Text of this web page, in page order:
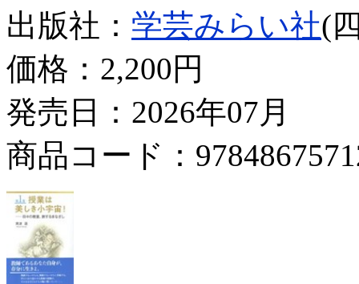
出版社： 学芸みらい社(
価格： 2,200円
発売日：2026年07月
商品コード：